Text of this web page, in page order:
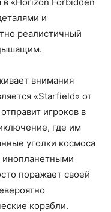
и
реалистичный
внимания
«Starfield» от
игроков в
где им
уголки космоса
инопланетными
поражает своей
корабли.